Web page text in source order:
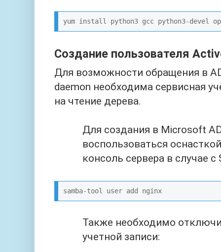
Создание пользователя
Для возможности обращения в
daemon необходима сервисная
на чтение дерева.
Для создания в Microsoft
воспользоваться
консоль сервера в случае с
samba-tool user add nginx
Также необходимо
учетной записи: